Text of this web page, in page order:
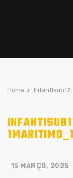
Home >
15 MARÇO, 2025